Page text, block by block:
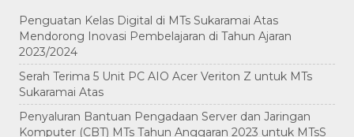
Penguatan Kelas Digital di MTs Sukaramai Atas
Mendorong Inovasi Pembelajaran di Tahun Ajaran
2023/2024
Serah Terima 5 Unit PC AIO Acer Veriton Z untuk MTs
Sukaramai Atas
Penyaluran Bantuan Pengadaan Server dan Jaringan
Komputer (CBT) MTs Tahun Anggaran 2023 untuk MTsS